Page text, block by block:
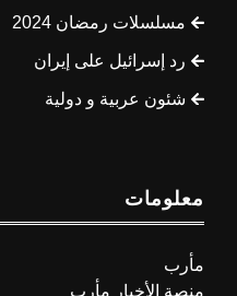
مسلسلات رمضان 2024
رد إسرائيل على إيران
شئون عربية و دولية
معلومات
مأرب
منصة الأخبار مأرب